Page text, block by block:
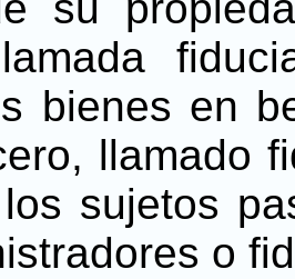
bienes en
llamado
sujetos
o